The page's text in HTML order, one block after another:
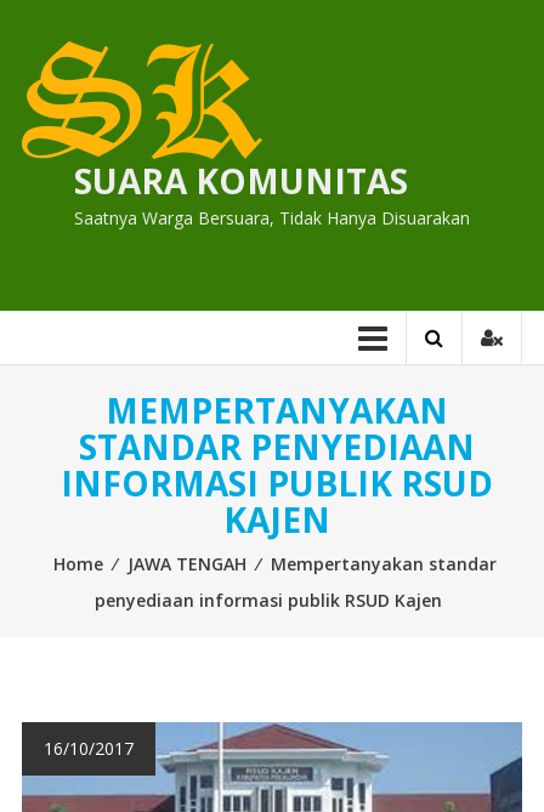
content
SUARA KOMUNITAS
Saatnya Warga Bersuara, Tidak Hanya Disuarakan
MEMPERTANYAKAN
STANDAR PENYEDIAAN
INFORMASI PUBLIK RSUD
KAJEN
Home ⁄ JAWA TENGAH ⁄ Mempertanyakan standar
penyediaan informasi publik RSUD Kajen
16/10/2017